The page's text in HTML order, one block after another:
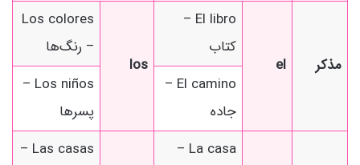
مذکر el
El libro –
کتاب
los
Los colores
– رنگ‌ها
El camino –
جاده
Los niños –
پسرها
La casa –
Las casas –